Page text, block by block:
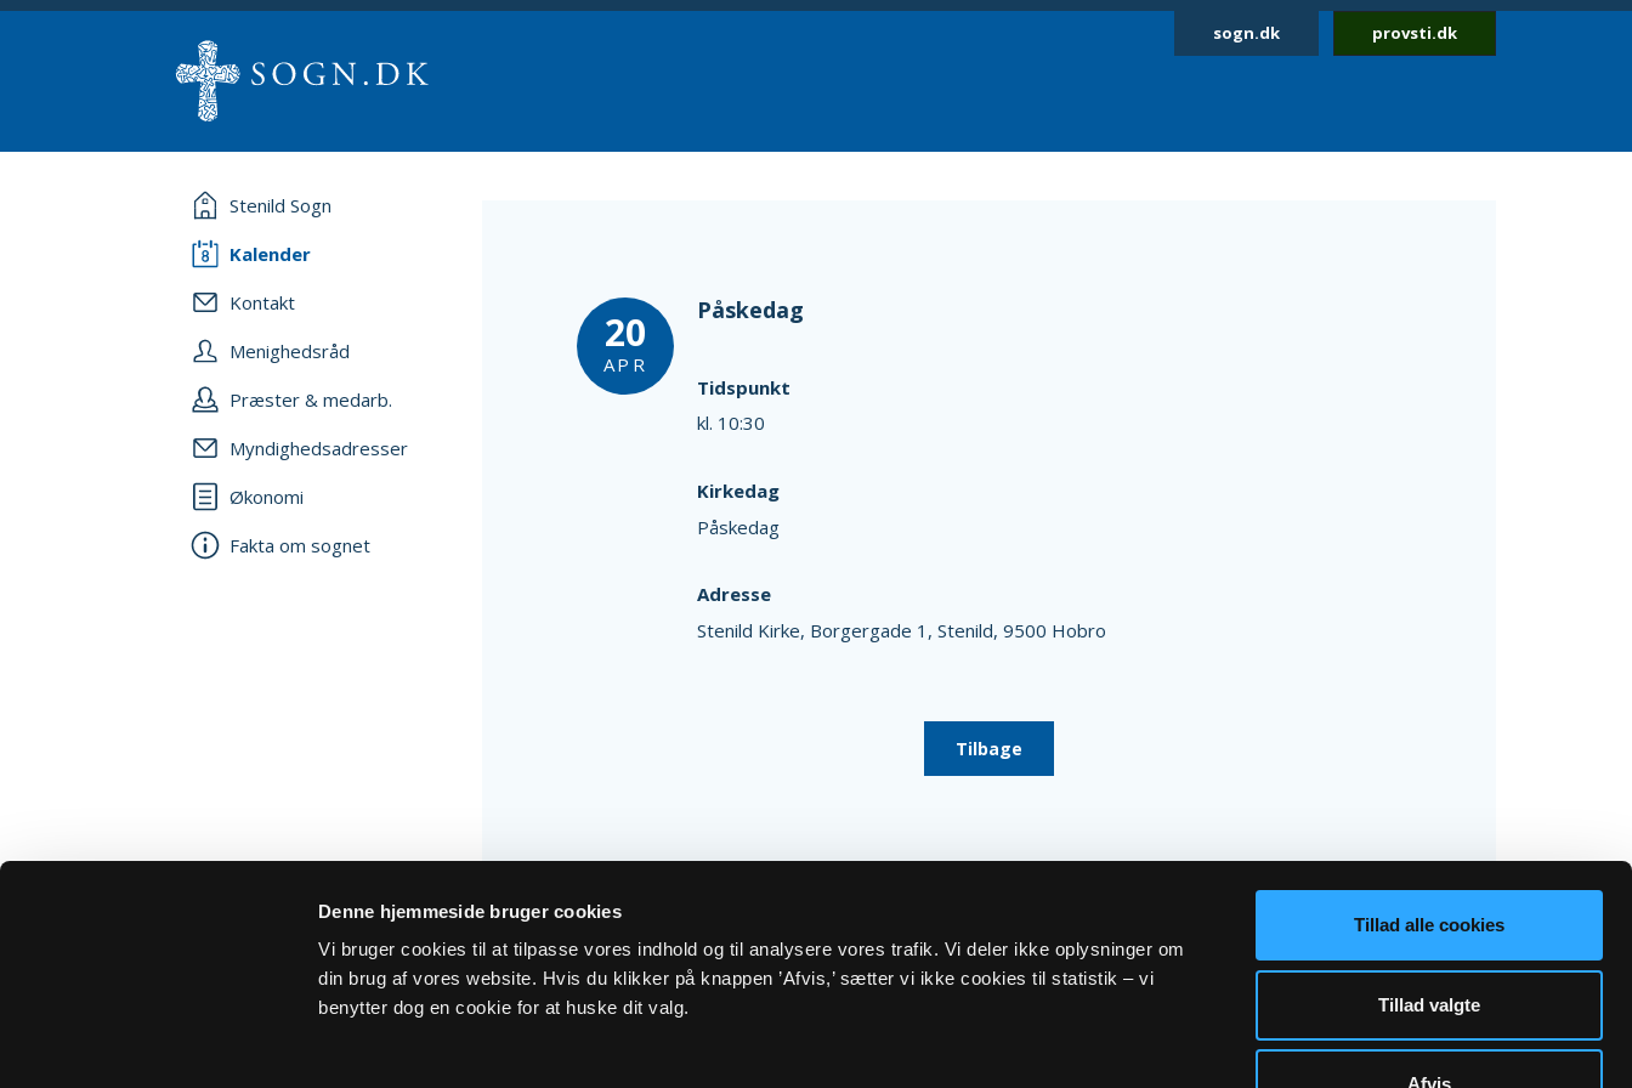
Denne hjemmeside bruger cookies
Vi bruger cookies til at tilpasse vores indhold og til analysere vores trafik. Vi deler ikke oplysninger om
din brug af vores website. Hvis du klikker på knappen ’Afvis,’ sætter vi ikke cookies til statistik – vi
benytter dog en cookie for at huske dit valg.
Tillad alle cookies
Tillad valgte
Afvis
sogn.dk provsti.dk
Stenild Sogn
Kalender
Kontakt
Menighedsråd
Præster & medarb.
Myndighedsadresser
Økonomi
Fakta om sognet
20
APR
Påskedag
Tidspunkt
kl. 10:30
Kirkedag
Påskedag
Adresse
Stenild Kirke, Borgergade 1, Stenild, 9500 Hobro
Tilbage